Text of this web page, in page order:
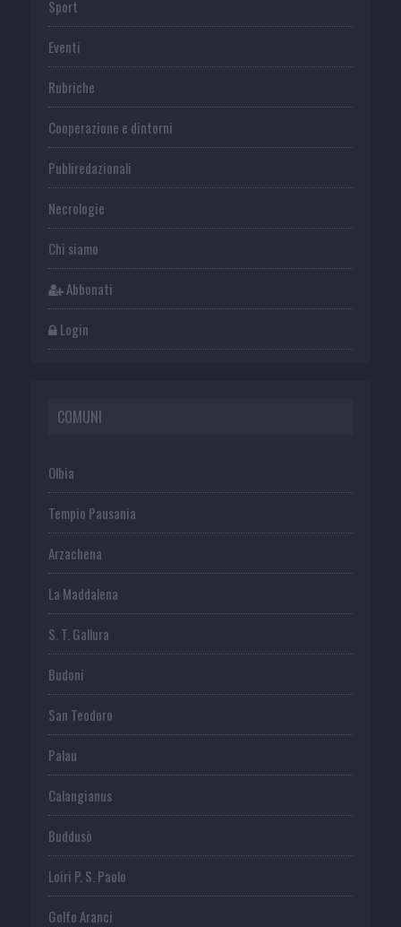
Sport
Eventi
Rubriche
Cooperazione e dintorni
Publiredazionali
Necrologie
Chi siamo
Abbonati
Login
COMUNI
Olbia
Tempio Pausania
Arzachena
La Maddalena
S. T. Gallura
Budoni
San Teodoro
Palau
Calangianus
Buddusò
Loiri P. S. Paolo
Golfo Aranci